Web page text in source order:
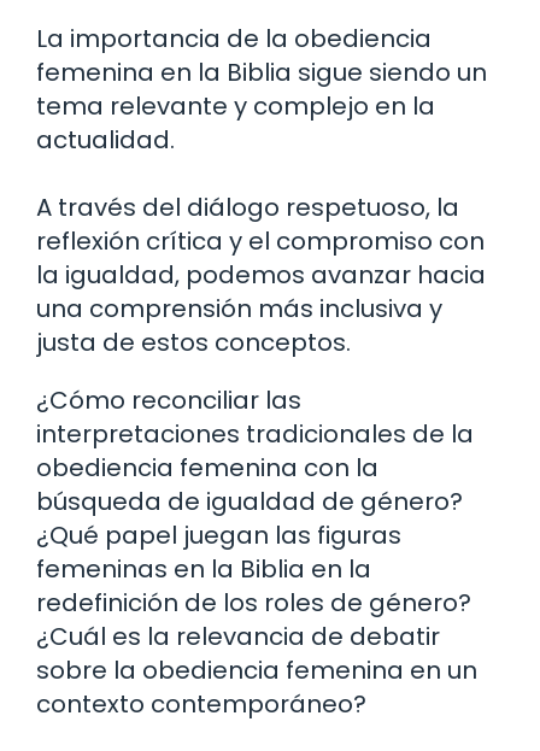
La importancia de la obediencia
femenina en la Biblia sigue siendo un
tema relevante y complejo en la
actualidad.
A través del diálogo respetuoso, la
reflexión crítica y el compromiso con
la igualdad, podemos avanzar hacia
una comprensión más inclusiva y
justa de estos conceptos.
¿Cómo reconciliar las
interpretaciones tradicionales de la
obediencia femenina con la
búsqueda de igualdad de género?
¿Qué papel juegan las figuras
femeninas en la Biblia en la
redefinición de los roles de género?
¿Cuál es la relevancia de debatir
sobre la obediencia femenina en un
contexto contemporáneo?